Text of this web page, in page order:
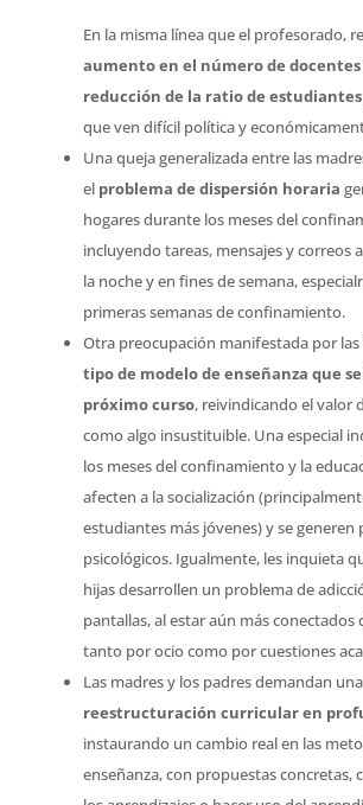
En la misma línea que el profesorado,
aumento en el número de docentes
reducción de la ratio de estudiantes
que ven difícil política y
Una queja generalizada entre las
el problema de dispersión horaria
hogares durante los meses del
incluyendo tareas, mensajes y correos
la noche y en fines de semana,
primeras semanas de confinamiento.
Otra preocupación manifestada por las
tipo de modelo de enseñanza que
próximo curso, reivindicando el valor
como algo insustituible. Una especial
los meses del confinamiento y la
afecten a la socialización
estudiantes más jóvenes) y se generen
psicológicos. Igualmente, les inquieta
hijas desarrollen un problema de
pantallas, al estar aún más conectados
tanto por ocio como por cuestiones
Las madres y los padres demandan una
reestructuración curricular en
instaurando un cambio real en las
enseñanza, con propuestas concretas,